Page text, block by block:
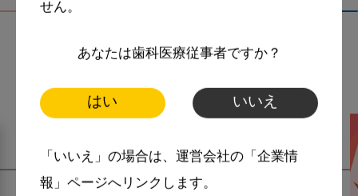
せん。
あなたは歯科医療従事者ですか？
はい いいえ
「いいえ」の場合は、運営会社の「企業情
報」ページへリンクします。